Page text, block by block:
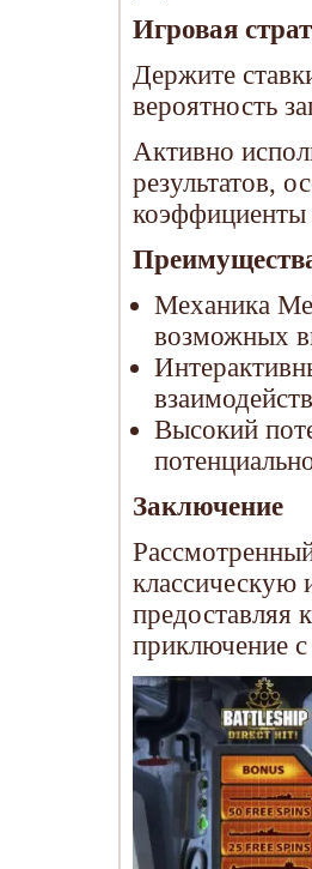
Игровая
Держите
вероятность
Активно
результатов,
коэффициенты
Механика
возможных
Высокий
Заключение
классическую
предоставляя
приключение